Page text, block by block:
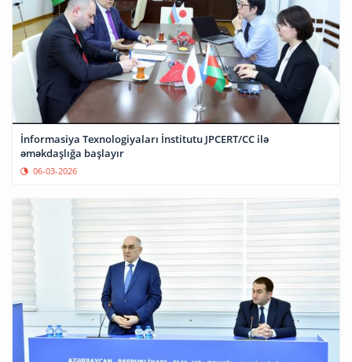
İnformasiya Texnologiyaları İnstitutu JPCERT/CC ilə
əməkdaşlığa başlayır
06-03-2026